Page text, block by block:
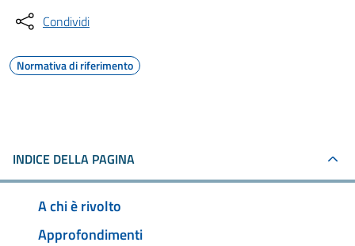
Condividi
Normativa di riferimento
INDICE DELLA PAGINA
A chi è rivolto
Approfondimenti